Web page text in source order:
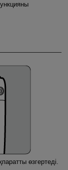
өзгертеді.